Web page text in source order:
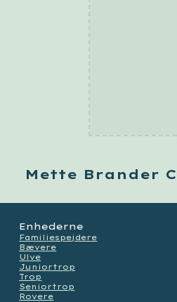
Mette Brander
Enhederne
Familiespejdere
Bævere
Ulve
Juniortrop
Trop
Seniortrop
Rovere